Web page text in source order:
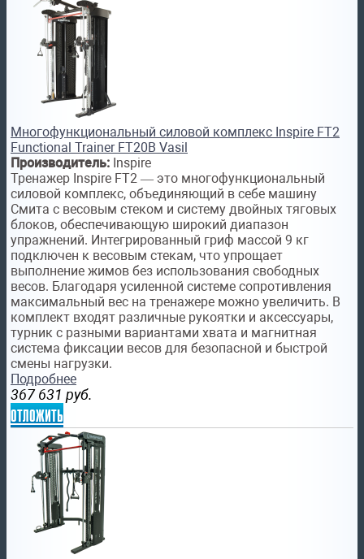
Многофункциональный силовой комплекс Inspire FT2
Functional Trainer FT20B Vasil
Производитель: Inspire
Тренажер Inspire FT2 — это многофункциональный
силовой комплекс, объединяющий в себе машину
Смита с весовым стеком и систему двойных тяговых
блоков, обеспечивающую широкий диапазон
упражнений. Интегрированный гриф массой 9 кг
подключен к весовым стекам, что упрощает
выполнение жимов без использования свободных
весов. Благодаря усиленной системе сопротивления
максимальный вес на тренажере можно увеличить. В
комплект входят различные рукоятки и аксессуары,
турник с разными вариантами хвата и магнитная
система фиксации весов для безопасной и быстрой
смены нагрузки.
Подробнее
367 631 руб.
отложить